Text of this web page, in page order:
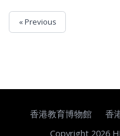
« Previous
香港教育博物館 香
Copyright 2026